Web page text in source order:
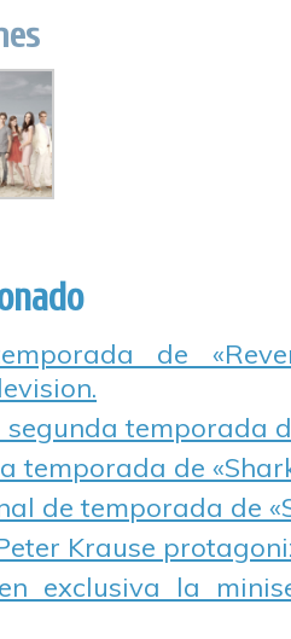
de
temporada
temporada de
de temporada de
Krause
exclusiva la